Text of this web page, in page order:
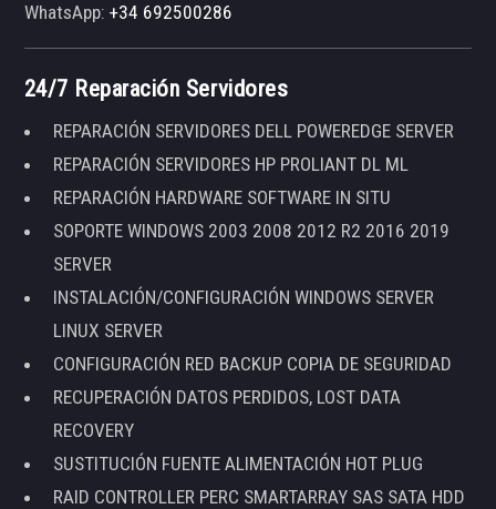
WhatsApp:+34 692500286
24/7 Reparación Servidores
REPARACIÓN SERVIDORES DELL POWEREDGE SERVER
REPARACIÓN SERVIDORES HP PROLIANT DL ML
REPARACIÓN HARDWARE SOFTWARE IN SITU
SOPORTE WINDOWS 2003 2008 2012 R2 2016 2019
SERVER
INSTALACIÓN/CONFIGURACIÓN WINDOWS SERVER
LINUX SERVER
CONFIGURACIÓN RED BACKUP COPIA DE SEGURIDAD
RECUPERACIÓN DATOS PERDIDOS, LOST DATA
RECOVERY
SUSTITUCIÓN FUENTE ALIMENTACIÓN HOT PLUG
RAID CONTROLLER PERC SMARTARRAY SAS SATA HDD